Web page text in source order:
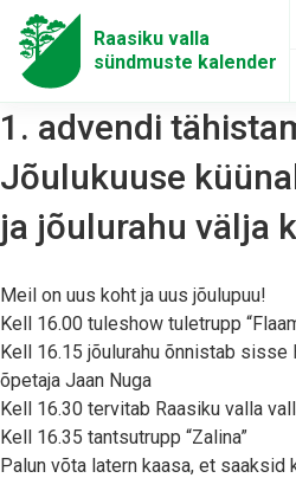
Raasiku valla
sündmuste kalender
1. advendi
Jõulukuuse
ja jõulurahu välja
Meil on uus koht ja uus jõulupuu!
Kell 16.00 tuleshow tuletrupp
Kell 16.15 jõulurahu õnnistab sisse
õpetaja Jaan Nuga
Kell 16.30 tervitab Raasiku valla
Kell 16.35 tantsutrupp “Zalina”
Palun võta latern kaasa, et saaksid